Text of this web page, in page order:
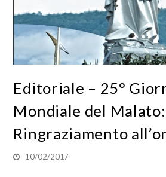
Editoriale – 25°
Mondiale del
Ringraziamento
10/02/2017